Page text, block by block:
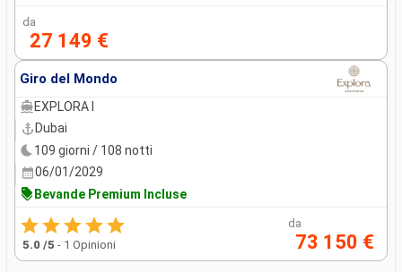
da
27 149 €
Giro del Mondo
EXPLORA I
Dubai
109 giorni / 108 notti
06/01/2029
Bevande Premium Incluse
5.0 /5 - 1 Opinioni
da
73 150 €